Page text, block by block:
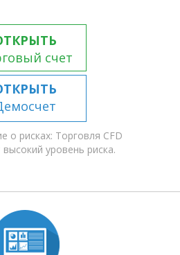
счет
о рисках: Торговля CFD
уровень риска.